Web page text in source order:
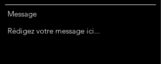
Message